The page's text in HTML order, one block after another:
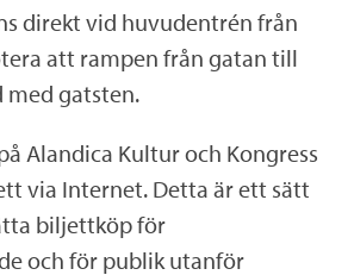
direkt vid huvudentrén från
att rampen från gatan till
med gatsten.
Alandica Kultur och Kongress
via Internet. Detta är ett sätt
biljettköp för
och för publik utanför